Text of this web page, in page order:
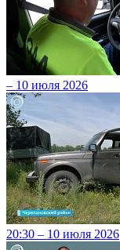
– 10 июля 2026
20:30 – 10 июля 2026